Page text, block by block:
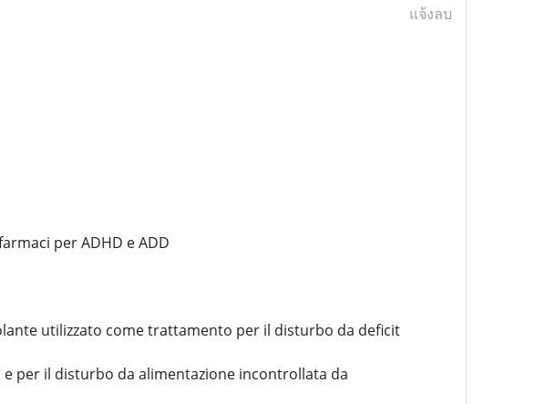
แจ้งลบ
per ADHD e ADD
utilizzato come trattamento per il disturbo da deficit
per il disturbo da alimentazione incontrollata da